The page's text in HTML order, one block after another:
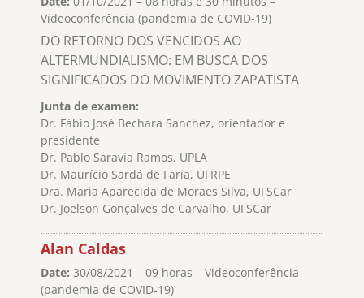
Videoconferência (pandemia de COVID-19)
DO RETORNO DOS VENCIDOS AO
ALTERMUNDIALISMO: EM BUSCA DOS
SIGNIFICADOS DO MOVIMENTO ZAPATISTA
Junta de examen:
Dr. Fábio José Bechara Sanchez, orientador e
presidente
Dr. Pablo Saravia Ramos, UPLA
Dr. Maurício Sardá de Faria, UFRPE
Dra. Maria Aparecida de Moraes Silva, UFSCar
Dr. Joelson Gonçalves de Carvalho, UFSCar
Alan Caldas
Date: 30/08/2021 – 09 horas – Videoconferência
(pandemia de COVID-19)